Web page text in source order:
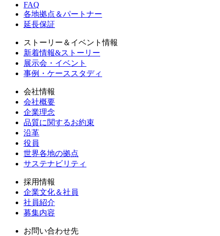
FAQ
各地拠点＆パートナー
延長保証
ストーリー＆イベント情報
新着情報&ストーリー
展示会・イベント
事例・ケーススタディ
会社情報
会社概要
企業理念
品質に関するお約束
沿革
役員
世界各地の拠点
サステナビリティ
採用情報
企業文化＆社員
社員紹介
募集内容
お問い合わせ先